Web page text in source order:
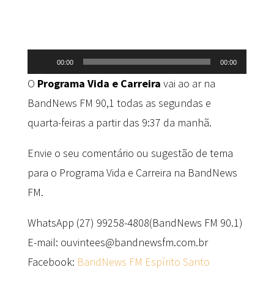
Tocador
de
áudio
00:00 00:00
O Programa Vida e Carreira vai ao ar na
BandNews FM 90,1 todas as segundas e
quarta-feiras a partir das 9:37 da manhã.
Envie o seu comentário ou sugestão de tema
para o Programa Vida e Carreira na BandNews
FM.
WhatsApp (27) 99258-4808(BandNews FM 90.1)
E-mail: ouvintees@bandnewsfm.com.br
Facebook: BandNews FM Espírito Santo